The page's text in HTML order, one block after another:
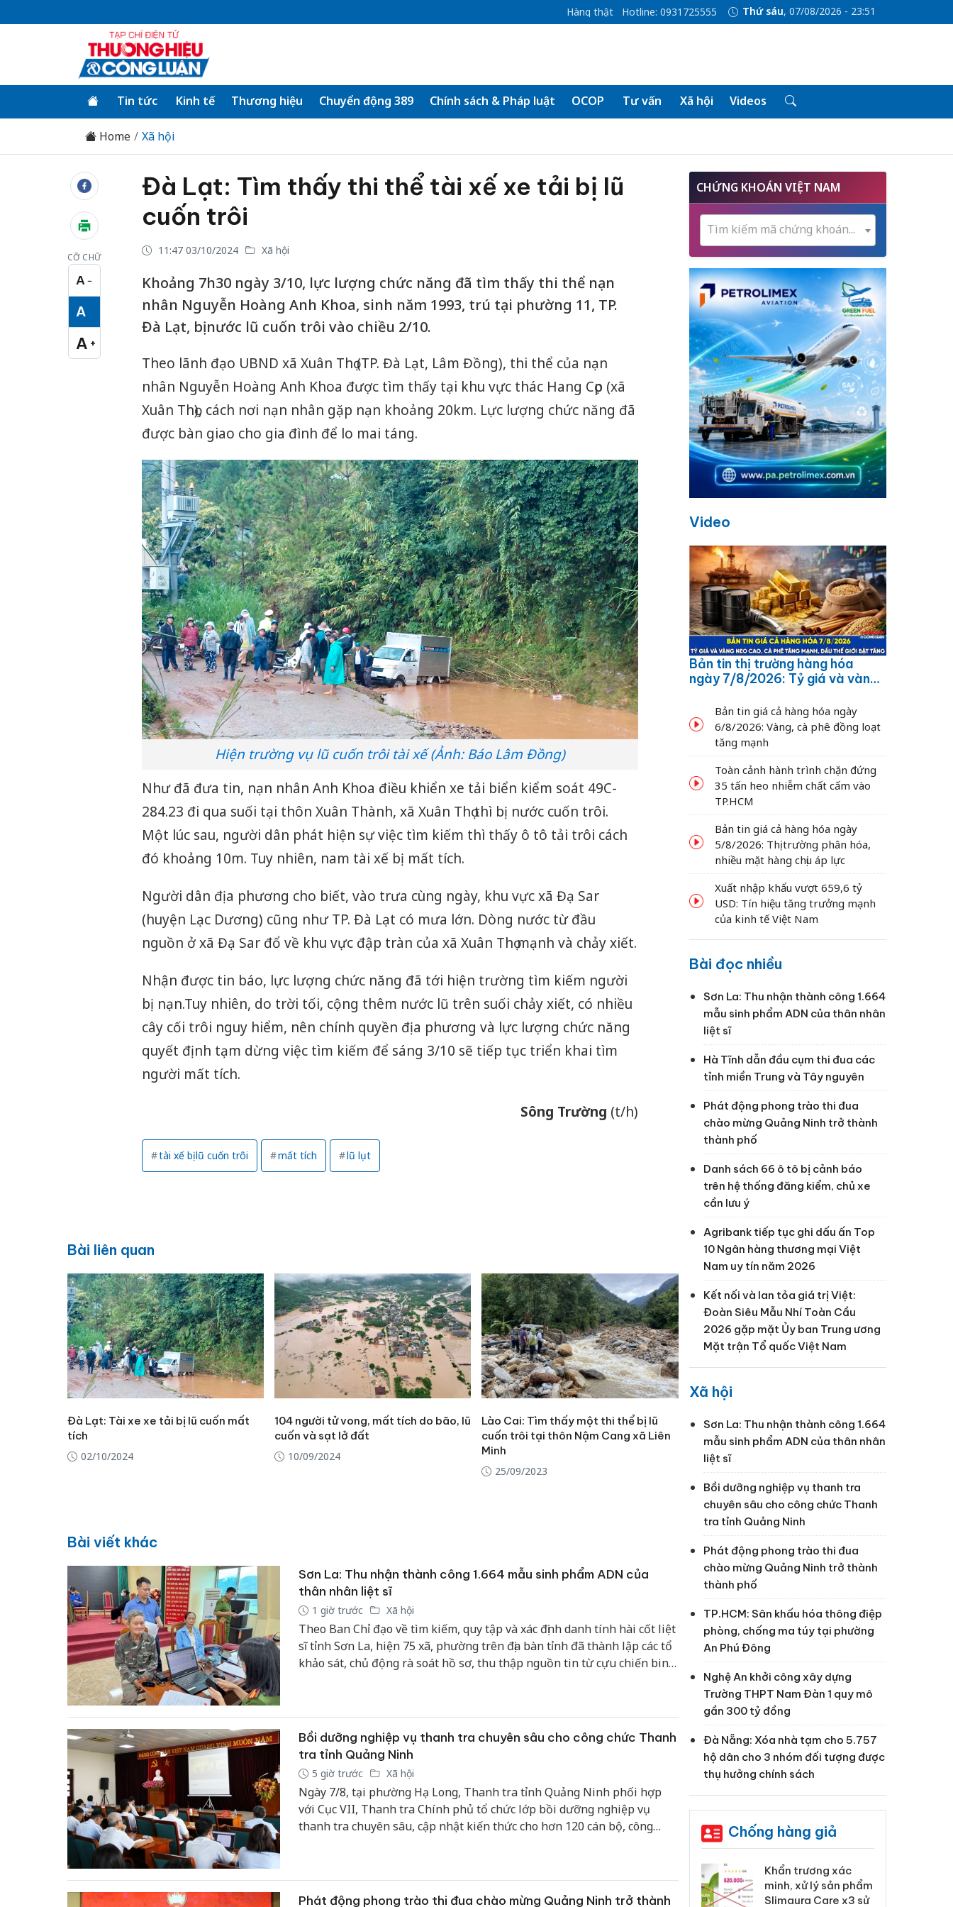
Hàng thật Hotline: 0931725555 Thứ sáu, 07/08/2026 - 23:51
Tin tức Kinh tế Thương hiệu Chuyển động 389 Chính sách & Pháp luật OCOP Tư vấn Xã hội Videos
Home Xã hội
CỠ CHỮ
A −
Cỡ chữ nhỏ
A
Cỡ chữ vừa
A +
Cỡ chữ lớn
Đà Lạt: Tìm thấy thi thể tài xế xe tải bị lũ
cuốn trôi
11:47 03/10/2024 Xã hội
Khoảng 7h30 ngày 3/10, lực lượng chức năng đã tìm thấy thi thể nạn
nhân Nguyễn Hoàng Anh Khoa, sinh năm 1993, trú tại phường 11, TP.
Đà Lạt, bị nước lũ cuốn trôi vào chiều 2/10.
Theo lãnh đạo UBND xã Xuân Thọ (TP. Đà Lạt, Lâm Đồng), thi thể của nạn
nhân Nguyễn Hoàng Anh Khoa được tìm thấy tại khu vực thác Hang Cọp (xã
Xuân Thọ), cách nơi nạn nhân gặp nạn khoảng 20km. Lực lượng chức năng đã
được bàn giao cho gia đình để lo mai táng.
Hiện trường vụ lũ cuốn trôi tài xế (Ảnh: Báo Lâm Đồng)
Như đã đưa tin, nạn nhân Anh Khoa điều khiển xe tải biển kiểm soát 49C-
284.23 đi qua suối tại thôn Xuân Thành, xã Xuân Thọ thì bị nước cuốn trôi.
Một lúc sau, người dân phát hiện sự việc tìm kiếm thì thấy ô tô tải trôi cách
đó khoảng 10m. Tuy nhiên, nam tài xế bị mất tích.
Người dân địa phương cho biết, vào trưa cùng ngày, khu vực xã Đạ Sar
(huyện Lạc Dương) cũng như TP. Đà Lạt có mưa lớn. Dòng nước từ đầu
nguồn ở xã Đạ Sar đổ về khu vực đập tràn của xã Xuân Thọ mạnh và chảy xiết.
Nhận được tin báo, lực lượng chức năng đã tới hiện trường tìm kiếm người
bị nạn.Tuy nhiên, do trời tối, cộng thêm nước lũ trên suối chảy xiết, có nhiều
cây cối trôi nguy hiểm, nên chính quyền địa phương và lực lượng chức năng
quyết định tạm dừng việc tìm kiếm để sáng 3/10 sẽ tiếp tục triển khai tìm
người mất tích.
Sông Trường (t/h)
tài xế bị lũ cuốn trôi mất tích lũ lụt
Bài liên quan
Đà Lạt: Tài xe xe tải bị lũ cuốn mất
tích
02/10/2024
104 người tử vong, mất tích do bão, lũ
cuốn và sạt lở đất
10/09/2024
Lào Cai: Tìm thấy một thi thể bị lũ
cuốn trôi tại thôn Nậm Cang xã Liên
Minh
25/09/2023
Bài viết khác
Sơn La: Thu nhận thành công 1.664 mẫu sinh phẩm ADN của
thân nhân liệt sĩ
1 giờ trước Xã hội
Theo Ban Chỉ đạo về tìm kiếm, quy tập và xác định danh tính hài cốt liệt
sĩ tỉnh Sơn La, hiện 75 xã, phường trên địa bàn tỉnh đã thành lập các tổ
khảo sát, chủ động rà soát hồ sơ, thu thập nguồn tin từ cựu chiến binh
Bồi dưỡng nghiệp vụ thanh tra chuyên sâu cho công chức Thanh
tra tỉnh Quảng Ninh
5 giờ trước Xã hội
Ngày 7/8, tại phường Hạ Long, Thanh tra tỉnh Quảng Ninh phối hợp
với Cục VII, Thanh tra Chính phủ tổ chức lớp bồi dưỡng nghiệp vụ
thanh tra chuyên sâu, cập nhật kiến thức cho hơn 120 cán bộ, công
Phát động phong trào thi đua chào mừng Quảng Ninh trở thành
CHỨNG KHOÁN VIỆT NAM
Tìm kiếm mã chứng khoán...
Video
Bản tin thị trường hàng hóa
ngày 7/8/2026: Tỷ giá và vàng
dầu thế giới bật tăng
Bản tin giá cả hàng hóa ngày
6/8/2026: Vàng, cà phê đồng loạt
tăng mạnh
Toàn cảnh hành trình chặn đứng
35 tấn heo nhiễm chất cấm vào
TP.HCM
Bản tin giá cả hàng hóa ngày
5/8/2026: Thị trường phân hóa,
nhiều mặt hàng chịu áp lực
Xuất nhập khẩu vượt 659,6 tỷ
USD: Tín hiệu tăng trưởng mạnh
của kinh tế Việt Nam
Bài đọc nhiều
Sơn La: Thu nhận thành công 1.664
mẫu sinh phẩm ADN của thân nhân
liệt sĩ
Hà Tĩnh dẫn đầu cụm thi đua các
tỉnh miền Trung và Tây nguyên
Phát động phong trào thi đua
chào mừng Quảng Ninh trở thành
thành phố
Danh sách 66 ô tô bị cảnh báo
trên hệ thống đăng kiểm, chủ xe
cần lưu ý
Agribank tiếp tục ghi dấu ấn Top
10 Ngân hàng thương mại Việt
Nam uy tín năm 2026
Kết nối và lan tỏa giá trị Việt:
Đoàn Siêu Mẫu Nhí Toàn Cầu
2026 gặp mặt Ủy ban Trung ương
Mặt trận Tổ quốc Việt Nam
Xã hội
Sơn La: Thu nhận thành công 1.664
mẫu sinh phẩm ADN của thân nhân
liệt sĩ
Bồi dưỡng nghiệp vụ thanh tra
chuyên sâu cho công chức Thanh
tra tỉnh Quảng Ninh
Phát động phong trào thi đua
chào mừng Quảng Ninh trở thành
thành phố
TP.HCM: Sân khấu hóa thông điệp
phòng, chống ma túy tại phường
An Phú Đông
Nghệ An khởi công xây dựng
Trường THPT Nam Đàn 1 quy mô
gần 300 tỷ đồng
Đà Nẵng: Xóa nhà tạm cho 5.757
hộ dân cho 3 nhóm đối tượng được
thụ hưởng chính sách
Chống hàng giả
công khai hàng ngàn
sản phẩm nhập lậu,
Khẩn trương xác
minh, xử lý sản phẩm
Slimaura Care x3 sử